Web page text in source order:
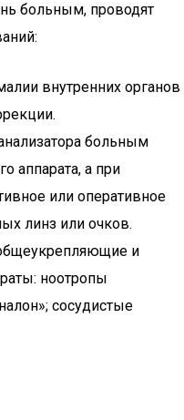
больным, проводят
внутренних органов
больным
аппарата, а при
или оперативное
линз или очков.
и
ноотропы
сосудистые